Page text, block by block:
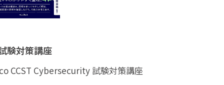
験対策講座
CCST Cybersecurity 試験対策講座